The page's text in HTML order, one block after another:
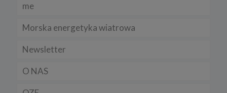
me
Morska energetyka wiatrowa
Newsletter
O NAS